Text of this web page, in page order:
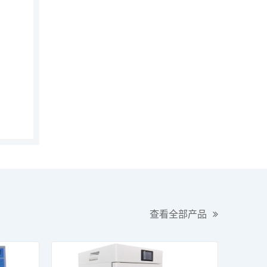
查看全部产品